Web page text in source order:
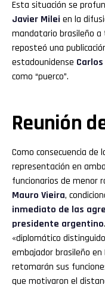
Esta situación se
Javier Milei en la
mandatario brasileño a
reposteó una
estadounidense
como “puerco”.
Reunión
Como consecuencia de
representación en
funcionarios de menor
Mauro Vieira,
inmediato de las
presidente argentino
«diplomático
embajador brasileño en
retomarán sus
que motivaron el